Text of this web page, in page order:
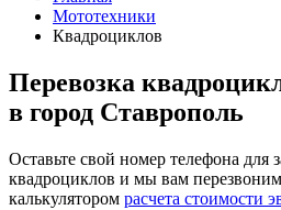
Мототехники
Квадроциклов
Перевозка
в город Ставрополь
Оставьте свой номер телефона для
квадроциклов и мы вам
калькулятором расчета стоимости